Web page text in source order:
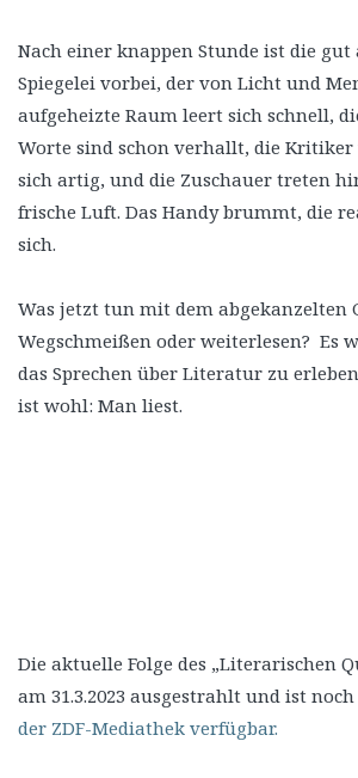
Nach einer knappen Stunde ist die gut
Spiegelei vorbei, der von Licht und
aufgeheizte Raum leert sich schnell,
Worte sind schon verhallt, die Kritiker
sich artig, und die Zuschauer treten
frische Luft. Das Handy brummt, die
sich.
Was jetzt tun mit dem abgekanzelten
Wegschmeißen oder weiterlesen? Es
das Sprechen über Literatur zu
ist wohl: Man liest.
Die aktuelle Folge des „Literarischen
am 31.3.2023 ausgestrahlt und ist noch
der ZDF-Mediathek verfügbar.